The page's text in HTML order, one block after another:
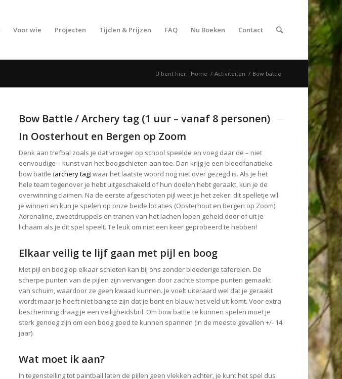
Voor wie Projecten Tijden & Prijzen FAQ Nu Boeken Contact
U bent hier: Home / Activiteiten / Bow battle
Bow Battle / Archery tag (1 uur – vanaf 8 personen)
In Oosterhout en Bergen op Zoom
Denk aan trefbal zoals je dat vroeger op school speelde en voeg daar de – niet
eenvoudige – kunst van het boogschieten aan toe. Dan krijg je een bloedfanatieke
bow battle (archery tag) waar het laatste woord nog niet over gezegd is. Als je het
hele team tegenover je hebt uitgeschakeld of hun doelen hebt geraakt, kun je de
overwinning claimen. Na de eerste afgeschoten pijl weet je het zeker: dit spelletje wil
je winnen en kun je spelen op onze beide locaties (Oosterhout en Bergen op Zoom).
Adrenaline, zweetdruppels en tranen van het lachen lopen geheid door of uit je
lichaam als je dit spel speelt. Te leuk om niet een keer geprobeerd te hebben!
Elkaar veilig te lijf gaan met pijl en boog
Met pijl en boog op elkaar schieten kan bij ons zonder bloederige taferelen. De
scherpe punten van de pijlen zijn vervangen door zachte stompe punten gemaakt
van schuim, waardoor ze geen kwaad kunnen. Je voelt uiteraard wel dat je geraakt
wordt maar je hoeft niet bang te zijn dat je bont en blauw het veld uit komt. Voor extra
bescherming draag je een veiligheidsbril. Om bow battle te kunnen spelen moet je
sterk genoeg zijn om een boog goed te kunnen spannen (in de meeste gevallen +/- 14
jaar).
Wat moet ik aan?
In tegenstelling tot paintball laten de pijlen geen vlekken achter, je kunt het spel dus